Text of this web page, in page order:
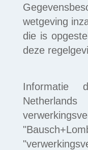
wetgeving
die is
deze
Informatie